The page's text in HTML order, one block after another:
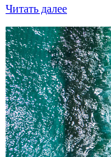
Читать далее